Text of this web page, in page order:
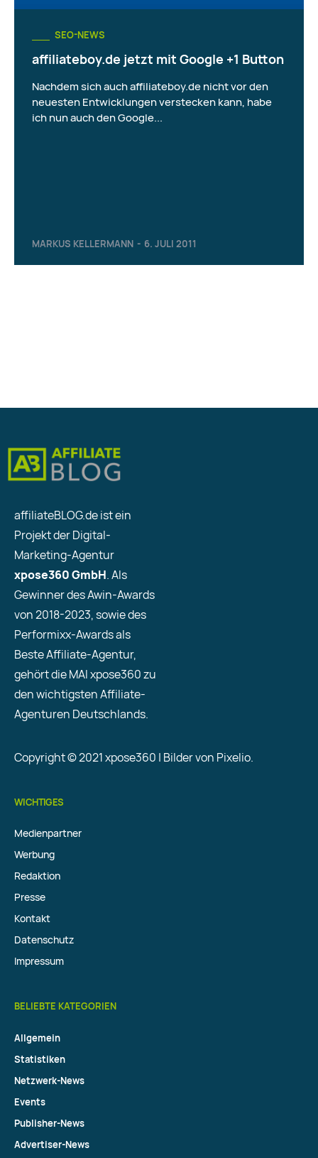
SEO-NEWS
affiliateboy.de jetzt mit Google +1 Button
MARKUS KELLERMANN - 6. JULI 2011
Nachdem sich auch affiliateboy.de nicht vor den
neuesten Entwicklungen verstecken kann, habe
ich nun auch den Google...
affiliateBLOG.de ist ein
Projekt der Digital-
Marketing-Agentur
xpose360 GmbH. Als
Gewinner des Awin-Awards
von 2018-2023, sowie des
Performixx-Awards als
Beste Affiliate-Agentur,
gehört die MAI xpose360 zu
den wichtigsten Affiliate-
Agenturen Deutschlands.
Copyright © 2021 xpose360 | Bilder von Pixelio.
WICHTIGES
Medienpartner
Werbung
Redaktion
Presse
Kontakt
Datenschutz
Impressum
BELIEBTE KATEGORIEN
Allgemein
Statistiken
Netzwerk-News
Events
Publisher-News
Advertiser-News